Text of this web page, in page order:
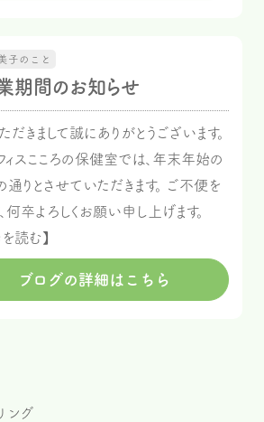
子のこと
期間のお知らせ
だきまして誠にありがとうございます。
ィスこころの保健室では、年末年始の
りとさせていただきます。 ご不便を
何卒よろしくお願い申し上げます。
む】
ブログの詳細はこちら
ング